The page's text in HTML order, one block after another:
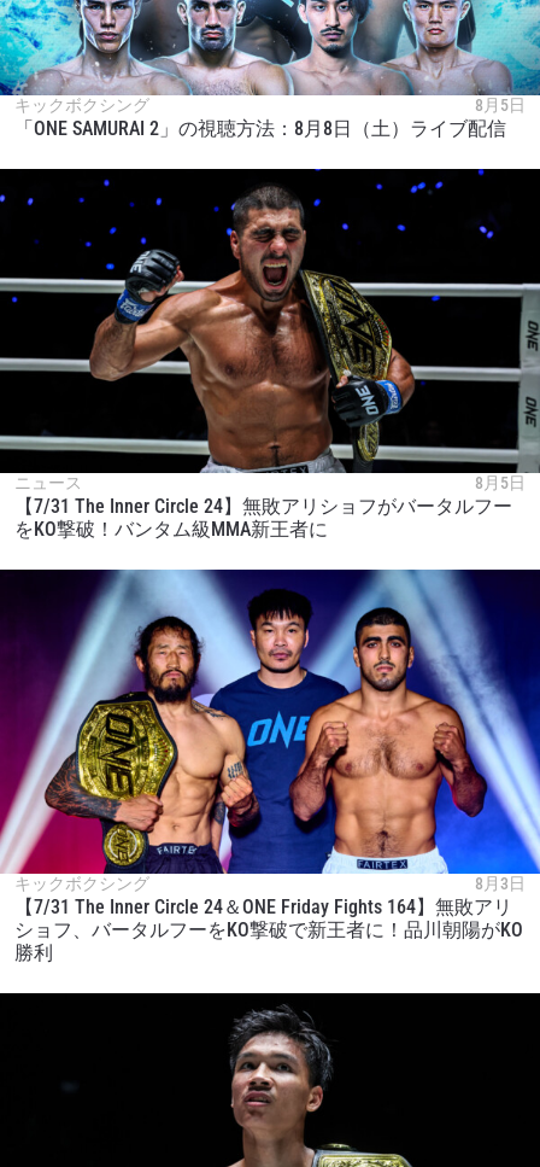
キックボクシング 8月5日
「ONE SAMURAI 2」の視聴方法：8月8日（土）ライブ配信
ニュース 8月5日
【7/31 The Inner Circle 24】無敗アリショフがバータルフー
をKO撃破！バンタム級MMA新王者に
キックボクシング 8月3日
【7/31 The Inner Circle 24＆ONE Friday Fights 164】無敗アリ
ショフ、バータルフーをKO撃破で新王者に！品川朝陽がKO
勝利